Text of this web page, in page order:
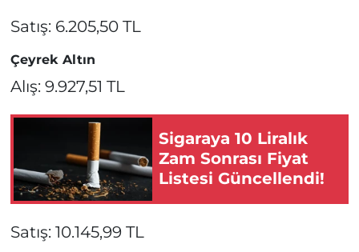
Satış: 6.205,50 TL
Çeyrek Altın
Alış: 9.927,51 TL
Sigaraya 10 Liralık
Zam Sonrası Fiyat
Listesi Güncellendi!
Satış: 10.145,99 TL